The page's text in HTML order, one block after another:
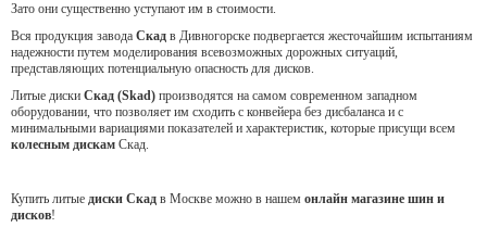
Зато они существенно уступают им в стоимости.
Вся продукция завода Скад в Дивногорске подвергается жесточайшим испытаниям
надежности путем моделирования всевозможных дорожных ситуаций,
представляющих потенциальную опасность для дисков.
Литые диски Скад (Skad) производятся на самом современном западном
оборудовании, что позволяет им сходить с конвейера без дисбаланса и с
минимальными вариациями показателей и характеристик, которые присущи всем
колесным дискам Скад.
Купить литые диски Скад в Москве можно в нашем онлайн магазине шин и
дисков!